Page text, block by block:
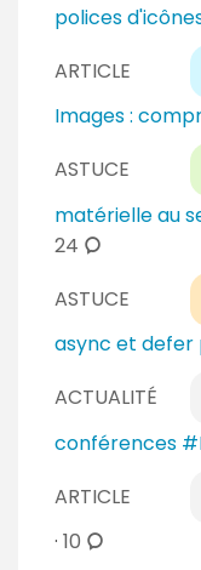
i
r
s
polices
ARTICLE
Images :
ASTUCE
matérielle au
24 c
m
m
n
a
i
e
ASTUCE
async et defer
ACTUALITÉ
conférences
ARTICLE
· 10 c